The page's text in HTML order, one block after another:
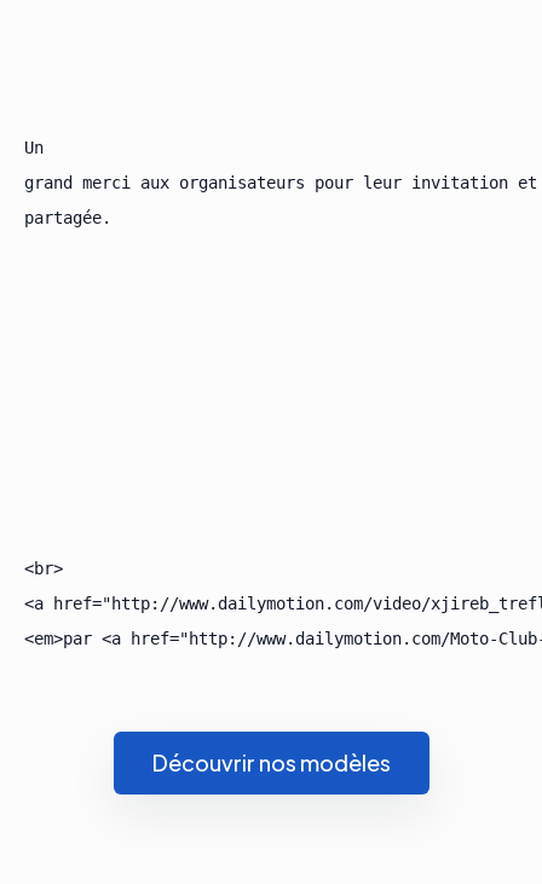
Un
grand merci aux organisateurs pour leur invitation
partagée.
<br>
<a href="http://www.dailymotion.com/video/
Découvrir nos modèles